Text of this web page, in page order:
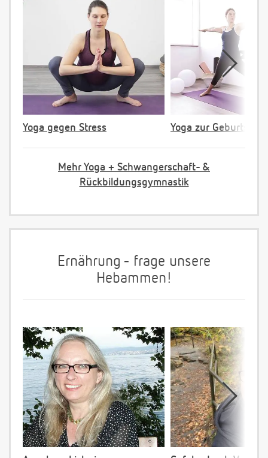
Yoga gegen Stress Yoga zur
Mehr Yoga + Schwangerschaft- &
Rückbildungsgymnastik
Ernährung - frage unsere
Hebammen!